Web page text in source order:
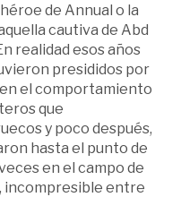
de Annual o la
cautiva de Abd
realidad esos años
presididos por
el comportamiento
que
y poco después,
hasta el punto de
en el campo de
incompresible entre